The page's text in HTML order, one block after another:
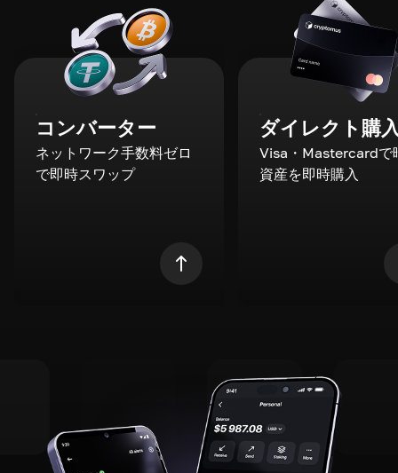
コンバーター
ネットワーク手数料ゼロ
で即時スワップ
ダイレクト購
Visa・Mastercardで
資産を即時購入